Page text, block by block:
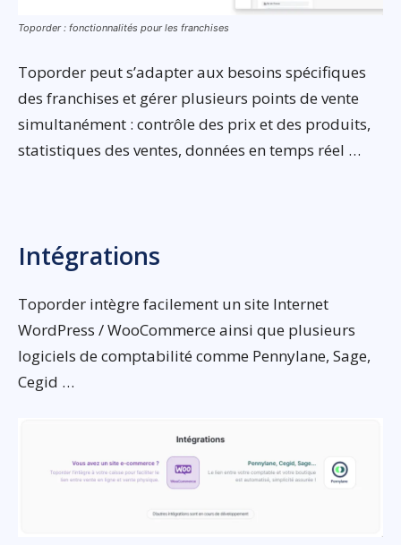
Toporder : fonctionnalités pour les franchises
Toporder peut s’adapter aux besoins spécifiques
des franchises et gérer plusieurs points de vente
simultanément : contrôle des prix et des produits,
statistiques des ventes, données en temps réel …
Intégrations
Toporder intègre facilement un site Internet
WordPress / WooCommerce ainsi que plusieurs
logiciels de comptabilité comme Pennylane, Sage,
Cegid …